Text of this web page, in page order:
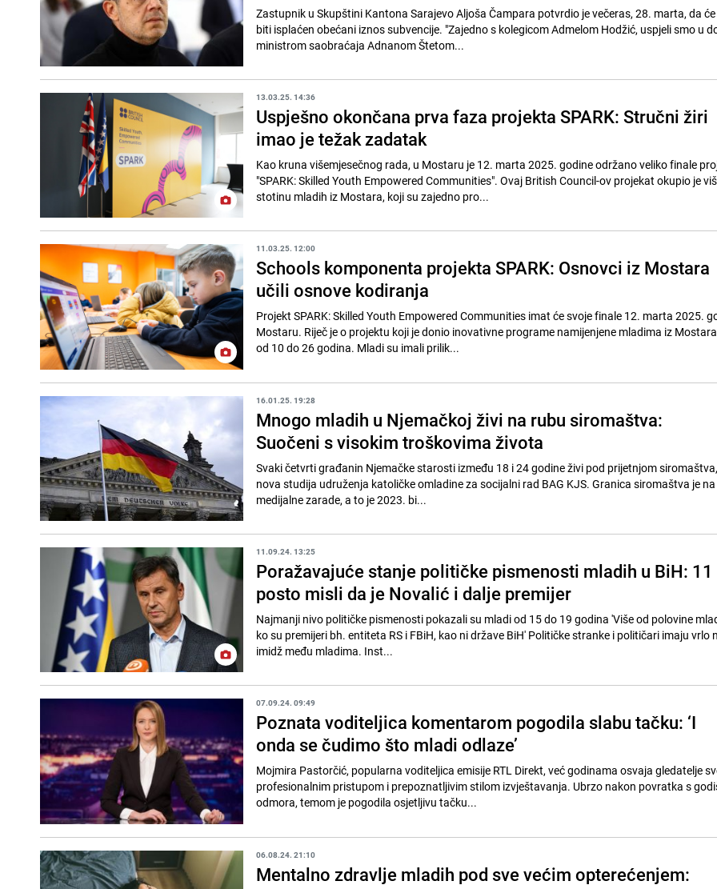
Zastupnik u Skupštini Kantona Sarajevo Aljoša Čampara potvrdio je večeras, 28. marta, da
biti isplaćen obećani iznos subvencije. "Zajedno s kolegicom Admelom Hodžić, uspjeli smo u
ministrom saobraćaja Adnanom Štetom...
13.03.25. 14:36
Uspješno okončana prva faza projekta SPARK: Stručni žiri
imao je težak zadatak
Kao kruna višemjesečnog rada, u Mostaru je 12. marta 2025. godine održano veliko finale
"SPARK: Skilled Youth Empowered Communities". Ovaj British Council-ov projekat okupio je
stotinu mladih iz Mostara, koji su zajedno pro...
11.03.25. 12:00
Schools komponenta projekta SPARK: Osnovci iz Mostara
učili osnove kodiranja
Projekt SPARK: Skilled Youth Empowered Communities imat će svoje finale 12. marta 2025.
Mostaru. Riječ je o projektu koji je donio inovativne programe namijenjene mladima iz
od 10 do 26 godina. Mladi su imali prilik...
16.01.25. 19:28
Mnogo mladih u Njemačkoj živi na rubu siromaštva:
Suočeni s visokim troškovima života
Svaki četvrti građanin Njemačke starosti između 18 i 24 godine živi pod prijetnjom
nova studija udruženja katoličke omladine za socijalni rad BAG KJS. Granica siromaštva je
medijalne zarade, a to je 2023. bi...
11.09.24. 13:25
Poražavajuće stanje političke pismenosti mladih u BiH: 11
posto misli da je Novalić i dalje premijer
Najmanji nivo političke pismenosti pokazali su mladi od 15 do 19 godina 'Više od polovine
ko su premijeri bh. entiteta RS i FBiH, kao ni države BiH' Političke stranke i političari imaju vrlo
imidž među mladima. Inst...
07.09.24. 09:49
Poznata voditeljica komentarom pogodila slabu tačku: ‘I
onda se čudimo što mladi odlaze’
Mojmira Pastorčić, popularna voditeljica emisije RTL Direkt, već godinama osvaja gledatelje
profesionalnim pristupom i prepoznatljivim stilom izvještavanja. Ubrzo nakon povratka s
odmora, temom je pogodila osjetljivu tačku...
06.08.24. 21:10
Mentalno zdravlje mladih pod sve većim opterećenjem: